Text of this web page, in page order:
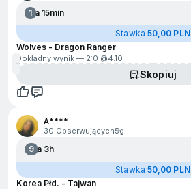
1Za 15min
Stawka 50,00 PLN
Wolves - Dragon Ranger
Dokładny wynik — 2:0 @4.10
Skopiuj
A****
30 Obserwujących5g
9Za 3h
Stawka 50,00 PLN
Korea Płd. - Tajwan